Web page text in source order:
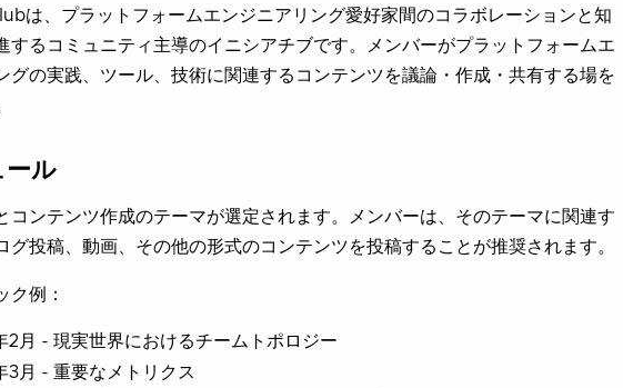
は、プラットフォームエンジニアリング愛好家間のコラボレーションと知
するコミュニティ主導のイニシアチブです。メンバーがプラットフォームエ
グの実践、ツール、技術に関連するコンテンツを議論・作成・共有する場を
ール
コンテンツ作成のテーマが選定されます。メンバーは、そのテーマに関連す
グ投稿、動画、その他の形式のコンテンツを投稿することが推奨されます。
ク例：
2月 - 現実世界におけるチームトポロジー
3月 - 重要なメトリクス